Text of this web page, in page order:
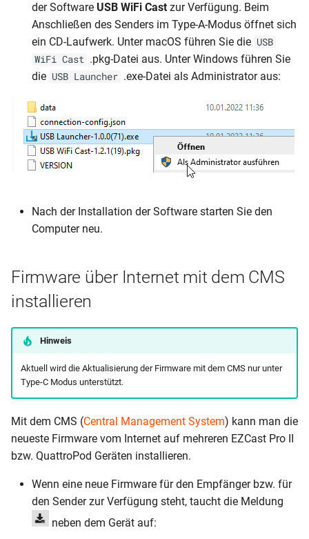
der Software USB WiFi Cast zur Verfügung. Beim
Anschließen des Senders im Type-A-Modus öffnet sich
ein CD-Laufwerk. Unter macOS führen Sie die USB
WiFi Cast .pkg-Datei aus. Unter Windows führen Sie
die USB Launcher .exe-Datei als Administrator aus:
Nach der Installation der Software starten Sie den
Computer neu.
Firmware über Internet mit dem CMS
installieren
Hinweis
Aktuell wird die Aktualisierung der Firmware mit dem CMS nur unter
Type-C Modus unterstützt.
Mit dem CMS (Central Management System) kann man die
neueste Firmware vom Internet auf mehreren EZCast Pro II
bzw. QuattroPod Geräten installieren.
Wenn eine neue Firmware für den Empfänger bzw. für
den Sender zur Verfügung steht, taucht die Meldung
neben dem Gerät auf: